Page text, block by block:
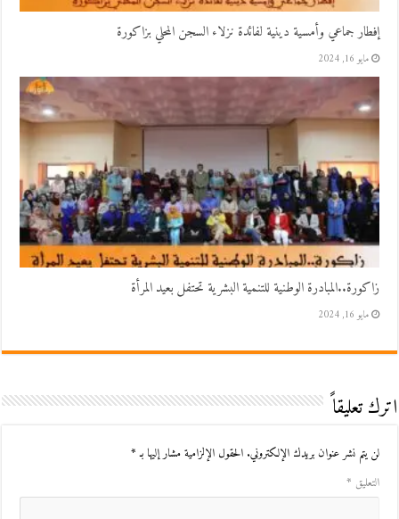
إفطار جماعي وأمسية دينية لفائدة نزلاء السجن المحلي بزاكورة
مايو 16, 2024
زاكورة..المبادرة الوطنية للتنمية البشرية تحتفل بعيد المرأة
مايو 16, 2024
اترك تعليقاً
لن يتم نشر عنوان بريدك الإلكتروني. الحقول الإلزامية مشار إليها بـ*
التعليق *